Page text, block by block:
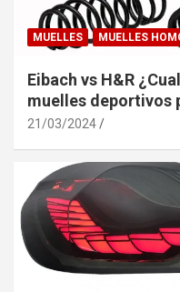
MUELLES MUELLES
Eibach vs H&R
muelles deportivos
21/03/2024